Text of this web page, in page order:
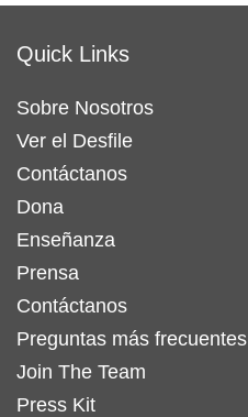
Quick Links
Sobre Nosotros
Ver el Desfile
Contáctanos
Dona
Enseñanza
Prensa
Contáctanos
Preguntas más frecuentes
Join The Team
Press Kit